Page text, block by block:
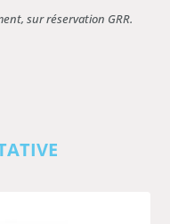
sur réservation GRR.